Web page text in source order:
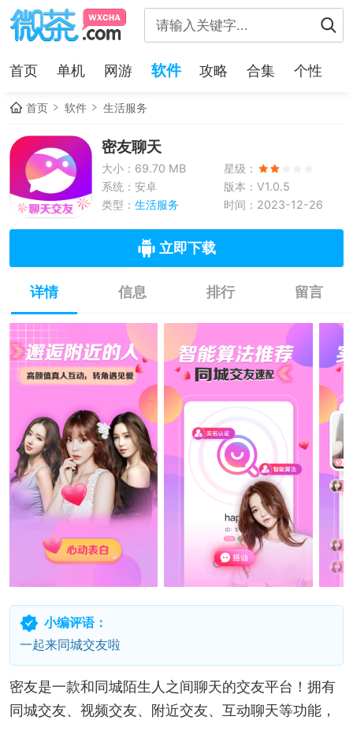
首页 单机 网游 软件 攻略 合集 个性
首页 软件 生活服务
密友聊天
大小：69.70 MB
星级：
系统：安卓
版本：V1.0.5
类型： 生活服务 时间：2023-12-26
立即下载
详情 信息 排行 留言
小编评语：
一起来同城交友啦
密友是一款和同城陌生人之间聊天的交友平台！拥有
同城交友、视频交友、附近交友、互动聊天等功能，